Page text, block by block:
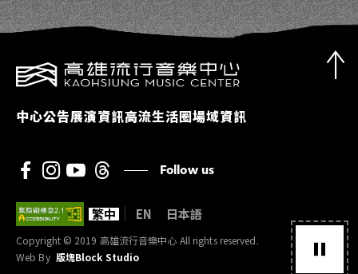
中心公告展演資訊高流生活圈場域資訊
Follow us
Copyright © 2019 高雄流行音樂中心 All rights reserved.
Web By 版塊Block Studio
繁中 EN 日本語